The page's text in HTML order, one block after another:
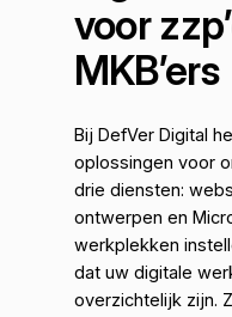
voor
MKB’ers
Bij DefVer Digital
oplossingen voor
drie diensten:
ontwerpen en
werkplekken
dat uw digitale
overzichtelijk zijn.